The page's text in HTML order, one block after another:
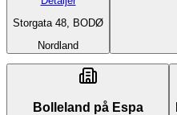
Storgata 48, BODØ
Nordland
Bolleland på Espa